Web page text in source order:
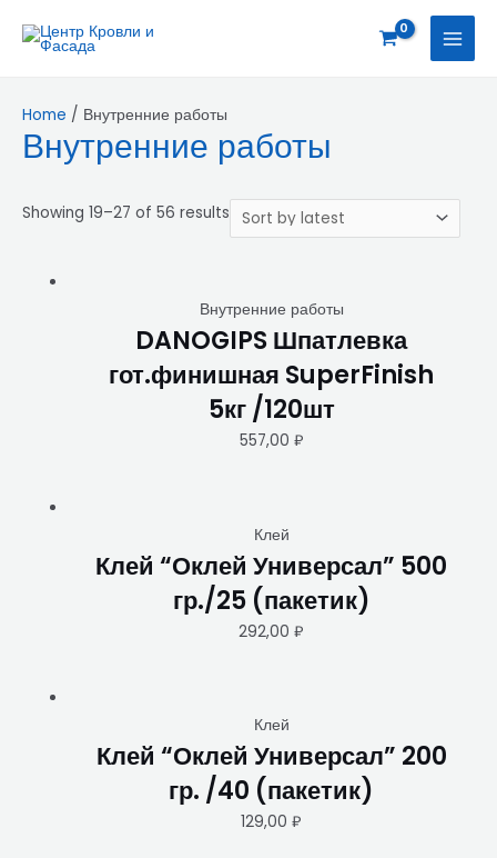
e
r
c
h
r
Home / Внутренние работы
Внутренние работы
Showing 19–27 of 56 results
Внутренние работы
DANOGIPS Шпатлевка
гот.финишная SuperFinish
5кг /120шт
557,00 ₽
Клей
Клей “Оклей Универсал” 500
гр./25 (пакетик)
292,00₽
Клей
Клей “Оклей Универсал” 200
гр. /40 (пакетик)
129,00₽